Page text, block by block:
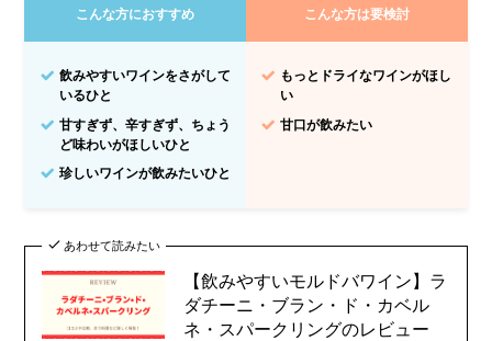
こんな方におすすめ こんな方は要検討
飲みやすいワインをさがして
いるひと
甘すぎず、辛すぎず、ちょう
ど味わいがほしいひと
珍しいワインが飲みたいひと
もっとドライなワインがほし
い
甘口が飲みたい
あわせて読みたい
【飲みやすいモルドバワイン】ラ
ダチーニ・ブラン・ド・カベル
ネ・スパークリングのレビュー